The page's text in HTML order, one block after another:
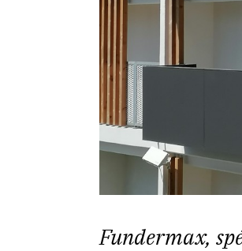
Fundermax,